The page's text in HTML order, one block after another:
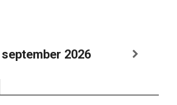
september 2026